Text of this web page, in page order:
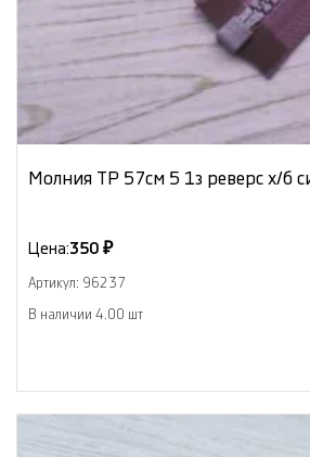
Молния ТР 57см 5 1з реверс х/б
Цена:350 ₽
Артикул: 96237
В наличии 4.00 шт